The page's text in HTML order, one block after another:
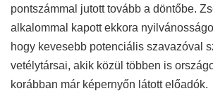
pontszámmal jutott tovább a döntőbe.
alkalommal kapott ekkora
hogy kevesebb potenciális szavazóval
vetélytársai, akik közül többen is
korábban már képernyőn látott előadók.